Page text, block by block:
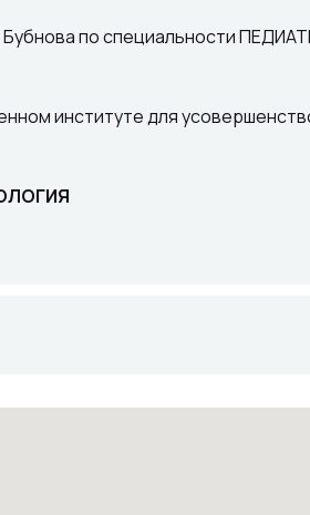
по специальности
институте для